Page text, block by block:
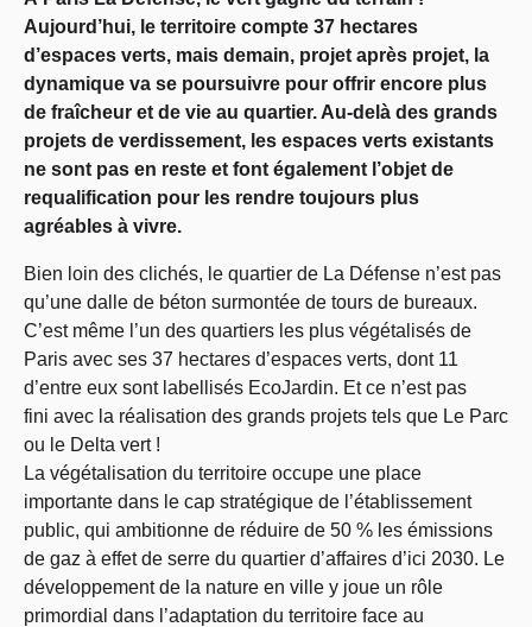
Aujourd’hui, le territoire compte 37 hectares
d’espaces verts, mais demain, projet après projet, la
dynamique va se poursuivre pour offrir encore plus
de fraîcheur et de vie au quartier. Au-delà des grands
projets de verdissement, les espaces verts existants
ne sont pas en reste et font également l’objet de
requalification pour les rendre toujours plus
agréables à vivre.
Bien loin des clichés, le quartier de La Défense n’est pas
qu’une dalle de béton surmontée de tours de bureaux.
C’est même l’un des quartiers les plus végétalisés de
Paris avec ses 37 hectares d’espaces verts, dont 11
d’entre eux sont labellisés EcoJardin. Et ce n’est pas
fini avec la réalisation des grands projets tels que Le Parc
ou le Delta vert !
La végétalisation du territoire occupe une place
importante dans le cap stratégique de l’établissement
public, qui ambitionne de réduire de 50 % les émissions
de gaz à effet de serre du quartier d’affaires d’ici 2030. Le
développement de la nature en ville y joue un rôle
primordial dans l’adaptation du territoire face au